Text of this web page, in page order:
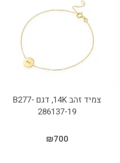
צמיד זהב 14K, דגם B277-
286137-19
₪700